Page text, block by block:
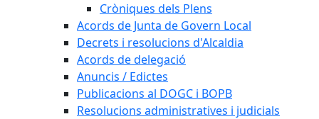
Cròniques dels Plens
Acords de Junta de Govern Local
Decrets i resolucions d'Alcaldia
Acords de delegació
Anuncis / Edictes
Publicacions al DOGC i BOPB
Resolucions administratives i judicials